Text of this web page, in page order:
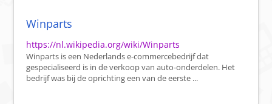
Winparts
https://nl.wikipedia.org/wiki/Winparts
Winparts is een Nederlands e-commercebedrijf dat
gespecialiseerd is in de verkoop van auto-onderdelen. Het
bedrijf was bij de oprichting een van de eerste ...